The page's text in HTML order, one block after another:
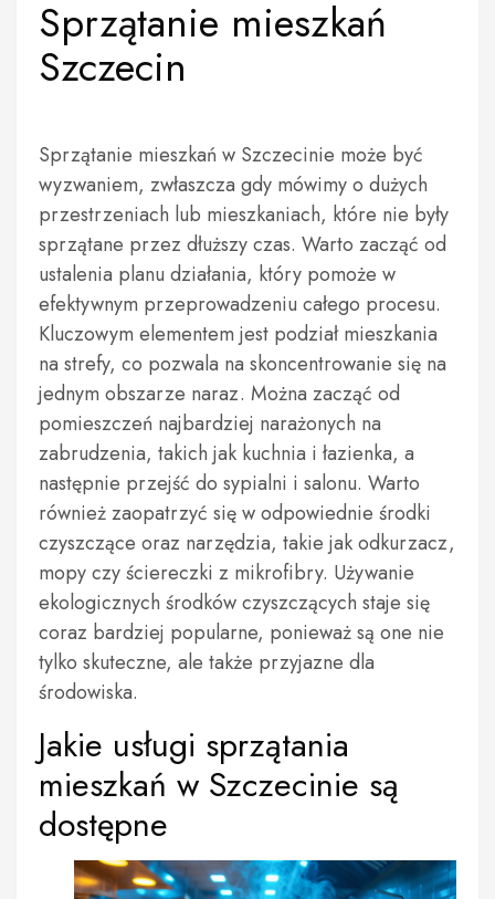
Sprzątanie mieszkań
Szczecin
Sprzątanie mieszkań w Szczecinie może być
wyzwaniem, zwłaszcza gdy mówimy o dużych
przestrzeniach lub mieszkaniach, które nie były
sprzątane przez dłuższy czas. Warto zacząć od
ustalenia planu działania, który pomoże w
efektywnym przeprowadzeniu całego procesu.
Kluczowym elementem jest podział mieszkania
na strefy, co pozwala na skoncentrowanie się na
jednym obszarze naraz. Można zacząć od
pomieszczeń najbardziej narażonych na
zabrudzenia, takich jak kuchnia i łazienka, a
następnie przejść do sypialni i salonu. Warto
również zaopatrzyć się w odpowiednie środki
czyszczące oraz narzędzia, takie jak odkurzacz,
mopy czy ściereczki z mikrofibry. Używanie
ekologicznych środków czyszczących staje się
coraz bardziej popularne, ponieważ są one nie
tylko skuteczne, ale także przyjazne dla
środowiska.
Jakie usługi sprzątania
mieszkań w Szczecinie są
dostępne